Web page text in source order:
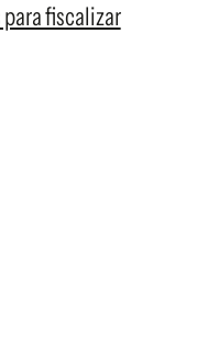
fiscalizar